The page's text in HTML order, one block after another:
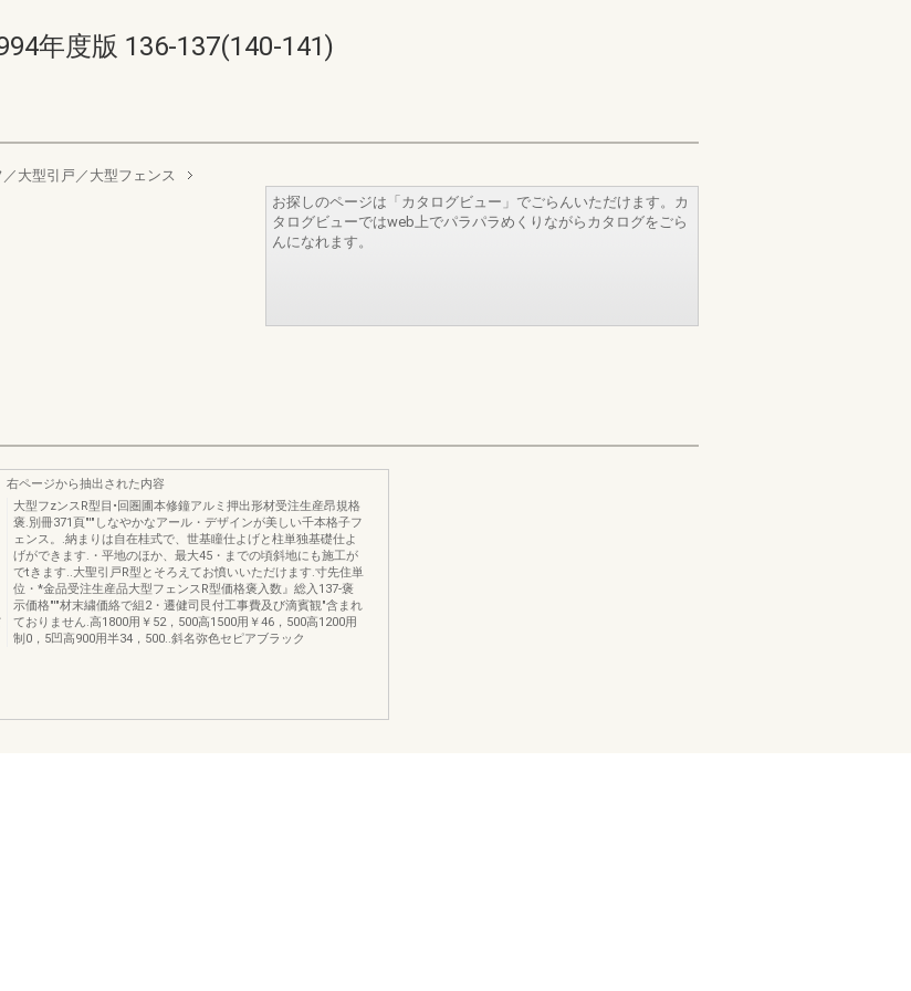
年度版 136-137(140-141)
大型引戸／大型フェンス
お探しのページは「カタログビュー」でごらんいただけます。カ
タログビューではweb上でパラパラめくりながらカタログをごら
んになれます。
右ページから抽出された内容
大型フzンスR型目•回圏圃本修鐘アルミ押出形材受注生産昂規格
褒.別冊371頁"'"しなやかなアール・デザインが美しい千本格子フ
ェンス。.納まりは自在桂式で、世基瞳仕よげと柱単独基礎仕よ
げができます.・平地のほか、最大45・までの頃斜地にも施工が
でtきます..大聖引戸R型とそろえてお憤いいただけます.寸先住単
位・*金品受注生産品大型フェンスR型価格褒入数』総入137-褒
示価格"'"材末繍価絡で組2・遷健司艮付工事費及び滴賓観"含まれ
ておりません.高1800用￥52，500高1500用￥46，500高1200用
制0，5凹高900用半34，500..斜名弥色セピアブラック